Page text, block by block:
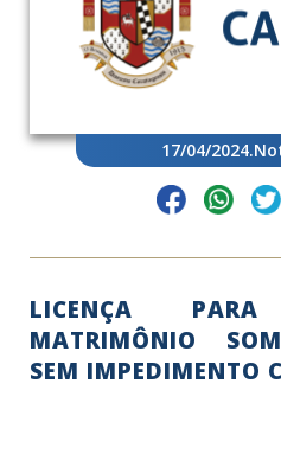
17/04/2024.
LICENÇA
MATRIMÔNIO
SEM IMPEDIMENTO